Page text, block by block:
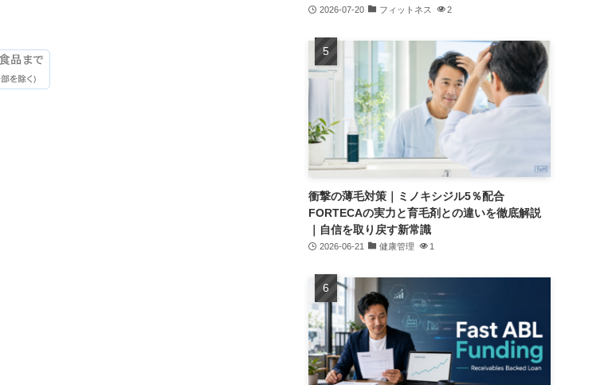
2026-07-20 フィットネス 2
衝撃の薄毛対策｜ミノキシジル5％配合
FORTECAの実力と育毛剤との違いを徹底解説
｜自信を取り戻す新常識
2026-06-21 健康管理 1